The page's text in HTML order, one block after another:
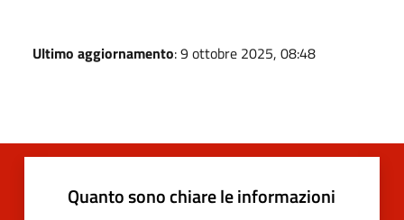
Ultimo aggiornamento: 9 ottobre 2025, 08:48
Quanto sono chiare le informazioni